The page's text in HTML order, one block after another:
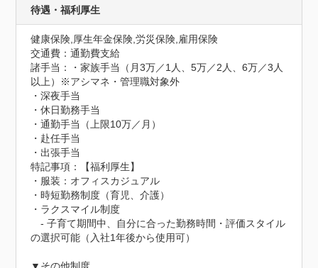
待遇・福利厚生
健康保険,厚生年金保険,労災保険,雇用保険
交通費：通勤費支給
諸手当：・家族手当（月3万／1人、5万／2人、6万／3人
以上）※アシマネ・管理職対象外
・深夜手当
・休日勤務手当
・通勤手当（上限10万／月）
・赴任手当
・出張手当
特記事項：【福利厚生】
・服装：オフィスカジュアル
・時短勤務制度（育児、介護）
・ラクスマイル制度
- 子育て期間中、自分に合った勤務時間・評価スタイル
の選択可能（入社1年後から使用可）